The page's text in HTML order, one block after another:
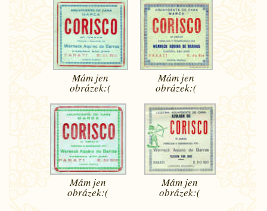
Mám jen
obrázek:(
Mám jen
obrázek:(
Mám jen
obrázek:(
Mám jen
obrázek:(